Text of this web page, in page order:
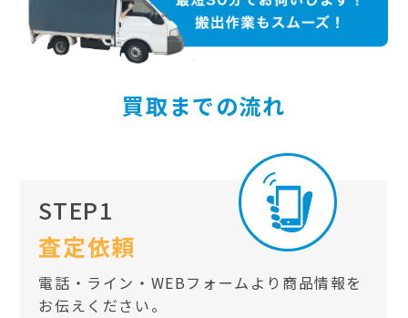
買取までの流れ
STEP1
査定依頼
電話・ライン・WEBフォームより商品情報を
お伝えください。